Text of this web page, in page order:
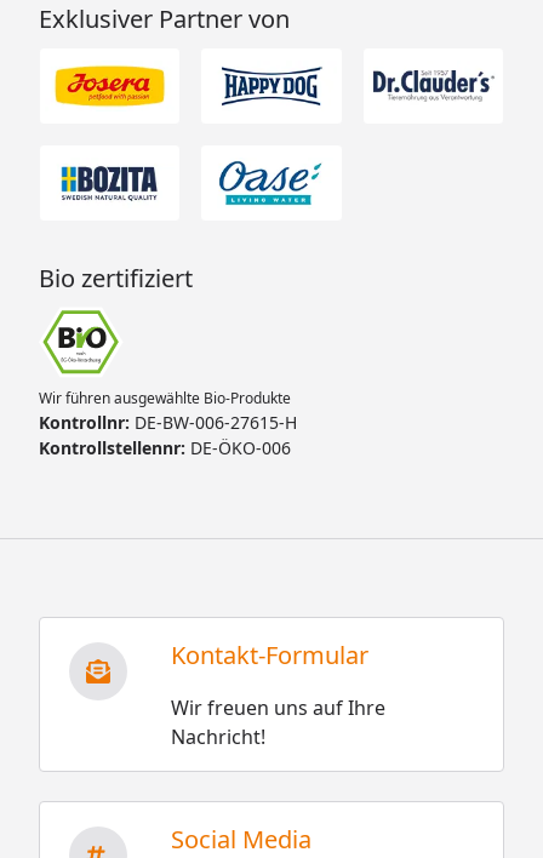
Exklusiver Partner von
Bio zertifiziert
Wir führen ausgewählte Bio-Produkte
Kontrollnr: DE-BW-006-27615-H
Kontrollstellennr: DE-ÖKO-006
Kontakt-Formular
Wir freuen uns auf Ihre
Nachricht!
Social Media